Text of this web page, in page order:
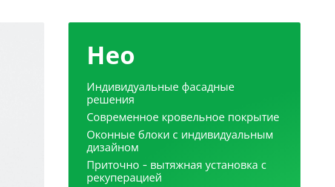
Нео
Индивидуальные фасадные
решения
Современное кровельное покрытие
Оконные блоки с индивидуальным
дизайном
Приточно - вытяжная установка с
рекуперацией